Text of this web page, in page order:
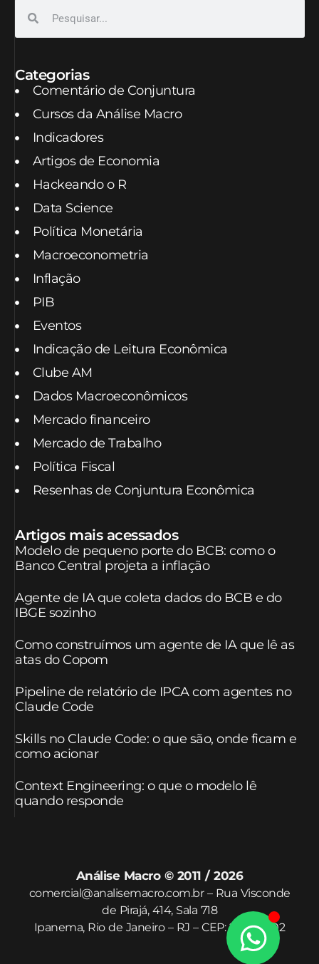
Categorias
Comentário de Conjuntura
Cursos da Análise Macro
Indicadores
Artigos de Economia
Hackeando o R
Data Science
Política Monetária
Macroeconometria
Inflação
PIB
Eventos
Indicação de Leitura Econômica
Clube AM
Dados Macroeconômicos
Mercado financeiro
Mercado de Trabalho
Política Fiscal
Resenhas de Conjuntura Econômica
Artigos mais acessados
Modelo de pequeno porte do BCB: como o
Banco Central projeta a inflação
Agente de IA que coleta dados do BCB e do
IBGE sozinho
Como construímos um agente de IA que lê as
atas do Copom
Pipeline de relatório de IPCA com agentes no
Claude Code
Skills no Claude Code: o que são, onde ficam e
como acionar
Context Engineering: o que o modelo lê
quando responde
Análise Macro © 2011 / 2026
comercial@analisemacro.com.br – Rua Visconde
de Pirajá, 414, Sala 718
Ipanema, Rio de Janeiro – RJ – CEP: 22410-002